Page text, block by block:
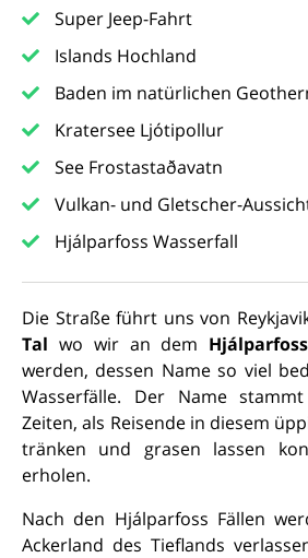
Super Jeep-Fahrt
Islands Hochland
Baden im natürlichen
Kratersee Ljótipollur
See Frostastaðavatn
Vulkan- und Gletscher-
Hjálparfoss Wasserfall
Die Straße führt uns von
Tal wo wir an dem
werden, dessen Name so viel
Wasserfälle. Der Name
Zeiten, als Reisende in diesem
tränken und grasen lassen
erholen.
Nach den Hjálparfoss Fällen
Ackerland des Tieflands